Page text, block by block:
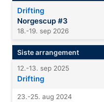
Drifting
Norgescup #3
18.-19. sep 2026
Siste arrangement
12.-13. sep 2025
Drifting
23.-25. aug 2024